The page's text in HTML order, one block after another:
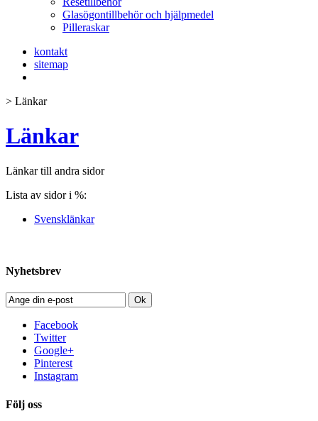
Glasögontillbehör och hjälpmedel
Pilleraskar
kontakt
sitemap
> Länkar
Länkar
Länkar till andra sidor
Lista av sidor i %:
Svensklänkar
Nyhetsbrev
Ok
Facebook
Twitter
Google+
Pinterest
Instagram
Följ oss